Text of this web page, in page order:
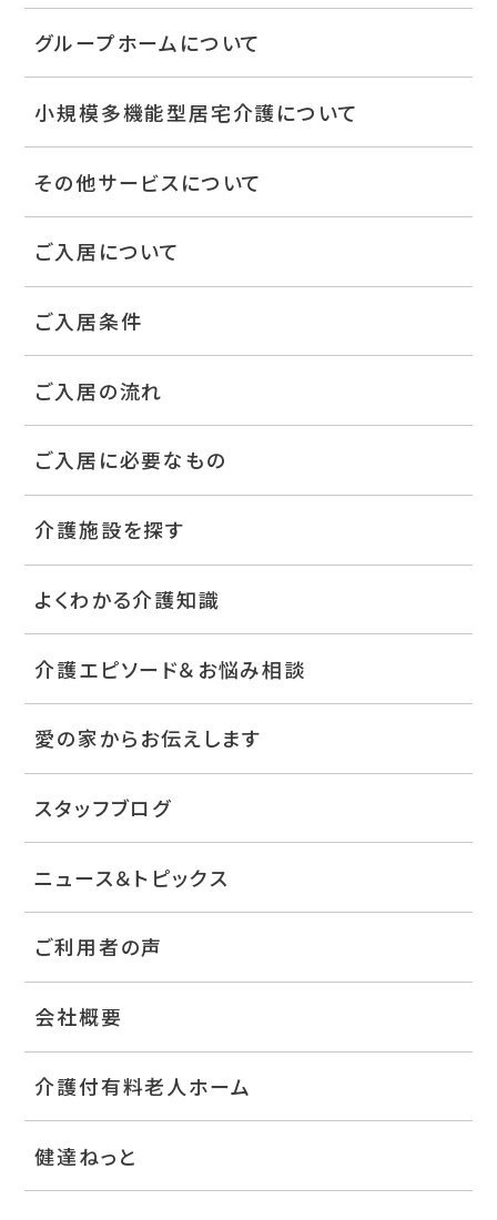
グループホームについて
小規模多機能型居宅介護について
その他サービスについて
ご入居について
ご入居条件
ご入居の流れ
ご入居に必要なもの
介護施設を探す
よくわかる介護知識
介護エピソード＆お悩み相談
愛の家からお伝えします
スタッフブログ
ニュース＆トピックス
ご利用者の声
会社概要
介護付有料老人ホーム
健達ねっと